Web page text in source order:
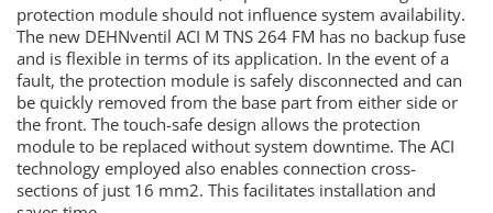
protection module should not influence system availability.
The new DEHNventil ACI M TNS 264 FM has no backup fuse
and is flexible in terms of its application. In the event of a
fault, the protection module is safely disconnected and can
be quickly removed from the base part from either side or
the front. The touch-safe design allows the protection
module to be replaced without system downtime. The ACI
technology employed also enables connection cross-
sections of just 16 mm2. This facilitates installation and